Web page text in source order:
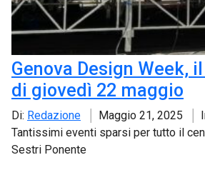
Genova Design Week,
di giovedì 22 maggio
Di: Redazione Maggio 21, 2025
Tantissimi eventi sparsi per tutto il
Sestri Ponente